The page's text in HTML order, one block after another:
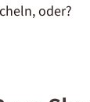
oder?